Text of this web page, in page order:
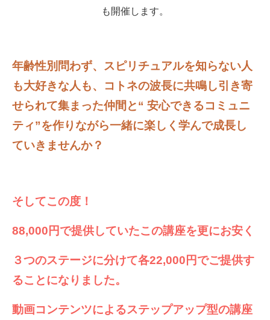
も開催します。
年齢性別問わず、スピリチュアルを知らない人
も大好きな人も、 コトネの波長に共鳴し引き寄
せられて集まった仲間と“ 安心できるコミュニ
ティ”を作りながら一緒に楽しく学んで成長し
ていきませんか？
そしてこの度！
88,000円で提供していたこの講座を更にお安く
３つのステージに分けて各22,000円でご提供す
ることになりました。
動画コンテンツによるステップアップ型の講座